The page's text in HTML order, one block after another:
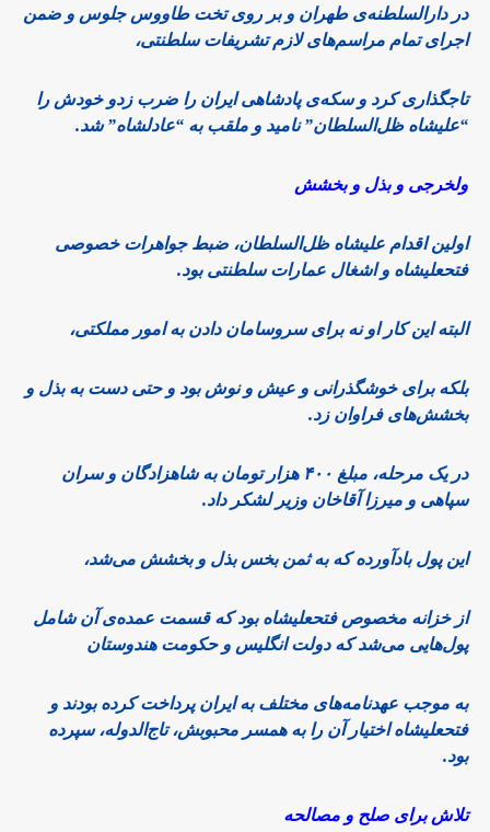
در دارالسلطنه‌ی طهران و بر روی تخت طاووس جلوس و ضمن
اجرای تمام مراسم‌های لازم تشریفات سلطنتی،
تاجگذاری کرد و سکه‌ی پادشاهی ایران را ضرب زدو خودش را
“علیشاه ظل‌السلطان” نامید و ملقب به “عادلشاه” شد.
ولخرجی و بذل و بخشش
اولین اقدام علیشاه ظل‌السلطان، ضبط جواهرات خصوصی
فتحعلیشاه و اشغال عمارات سلطنتی بود.
البته این کار او نه برای سروسامان دادن به امور مملکتی،
بلکه برای خوشگذرانی و عیش و نوش بود و حتی دست به بذل و
بخشش‌های فراوان زد.
در یک مرحله، مبلغ ۴۰۰ هزار تومان به شاهزادگان و سران
سپاهی و میرزا آقاخان وزیر لشکر داد.
این پول بادآورده که به ثمن بخس بذل و بخشش می‌شد،
از خزانه مخصوص فتحعلیشاه بود که قسمت عمده‌ی آن شامل
پول‌هایی می‌شد که دولت انگلیس و حکومت هندوستان
به موجب عهدنامه‌های مختلف به ایران پرداخت کرده بودند و
فتحعلیشاه اختیار آن را به همسر محبوبش، تاج‌الدوله، سپرده
بود.
تلاش برای صلح و مصالحه